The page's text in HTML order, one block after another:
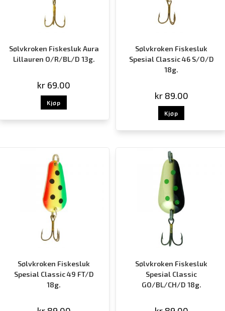
Sølvkroken Fiskesluk Aura
Lillauren O/R/BL/D 13g.
kr 69.00
Kjøp
Sølvkroken Fiskesluk
Spesial Classic 46 S/O/D
18g.
kr89.00
Kjøp
Sølvkroken Fiskesluk
Spesial Classic 49 FT/D
18g.
Sølvkroken Fiskesluk
Spesial Classic
GO/BL/CH/D 18g.